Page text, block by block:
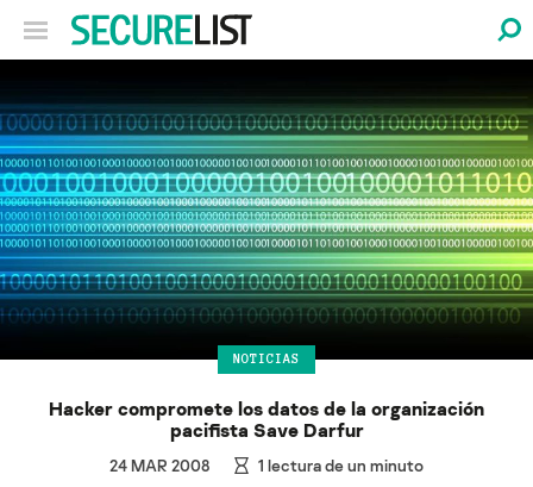
NOTICIAS
Hacker compromete los datos de la organización
pacifista Save Darfur
24 MAR 2008 1 lectura de un minuto